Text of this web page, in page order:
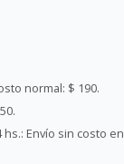
normal: $ 190.
hs.: Envío sin costo en